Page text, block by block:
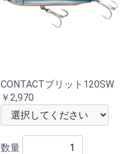
CONTACTブリット120SW
￥2,970
数量